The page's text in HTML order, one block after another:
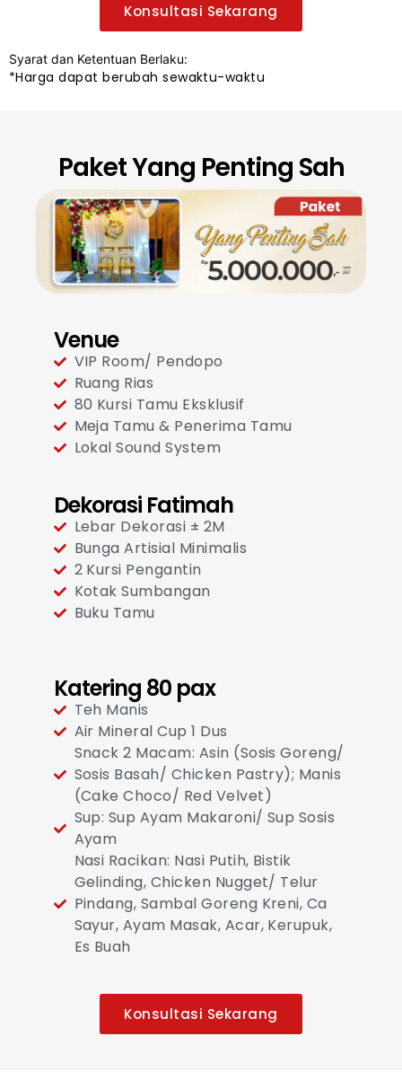
Konsultasi Sekarang
Syarat dan Ketentuan Berlaku:
*Harga dapat berubah sewaktu-waktu
Paket Yang Penting Sah
Venue
VIP Room/ Pendopo
Ruang Rias
80 Kursi Tamu Eksklusif
Meja Tamu & Penerima Tamu
Lokal Sound System
Dekorasi Fatimah
Lebar Dekorasi ± 2M
Bunga Artisial Minimalis
2 Kursi Pengantin
Kotak Sumbangan
Buku Tamu
Katering 80 pax
Teh Manis
Air Mineral Cup 1 Dus
Snack 2 Macam: Asin (Sosis Goreng/
Sosis Basah/ Chicken Pastry); Manis
(Cake Choco/ Red Velvet)
Sup: Sup Ayam Makaroni/ Sup Sosis
Ayam
Nasi Racikan: Nasi Putih, Bistik
Gelinding, Chicken Nugget/ Telur
Pindang, Sambal Goreng Kreni, Ca
Sayur, Ayam Masak, Acar, Kerupuk,
Es Buah
Konsultasi Sekarang